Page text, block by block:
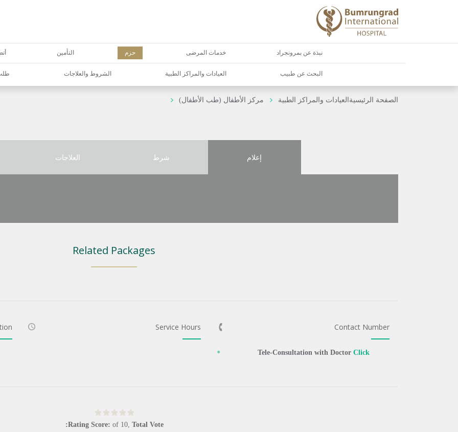
نبذة عن بمرونجراد خدمات المرضى حزم التأمين
البحث عن طبيب العيادات والمراكز الطبية الشروط والعلاجات
الصفحة الرئيسية العيادات والمراكز الطبية مركز الأطفال (طب الأطفال)
إعلام شرط العلاجات
Related Packages
Contact Number
Tele-Consultation with Doctor Click
Service Hours
Rating Score: of 10 Total Vote: